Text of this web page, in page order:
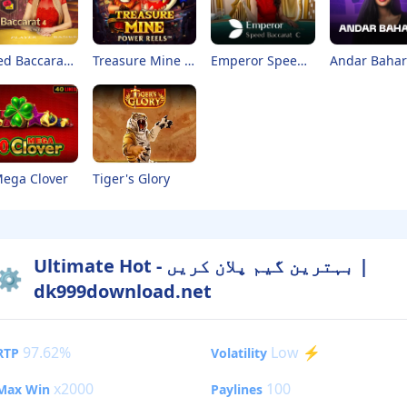
Speed Baccarat 4 Treasure Mine Power Reels Emperor Speed Baccarat C Andar
Clover Tiger's Glory
Ultimate Hot - بہترین گیم پلان کریں |
dk999download.net
97.62% Volatility Low ⚡
Win x2000 Paylines 100